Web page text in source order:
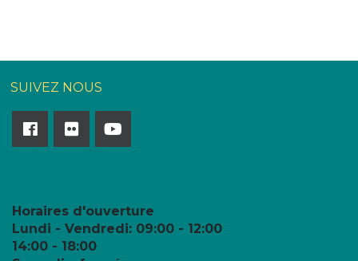
SUIVEZ NOUS
Horaires d'ouverture
Lundi - Vendredi: 09:00 - 12:00
14:00 - 18:00